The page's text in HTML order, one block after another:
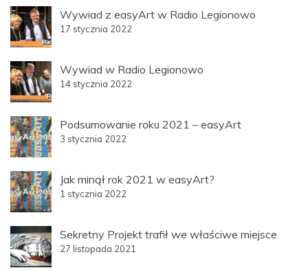
Wywiad z easyArt w Radio Legionowo
17 stycznia 2022
Wywiad w Radio Legionowo
14 stycznia 2022
Podsumowanie roku 2021 – easyArt
3 stycznia 2022
Jak minął rok 2021 w easyArt?
1 stycznia 2022
Sekretny Projekt trafił we właściwe miejsce
27 listopada 2021